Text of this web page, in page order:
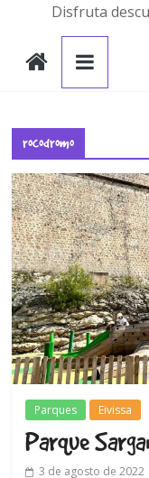
Disfruta
rocodromo
Parques Eivissa
Parque
3 de agosto de 2022